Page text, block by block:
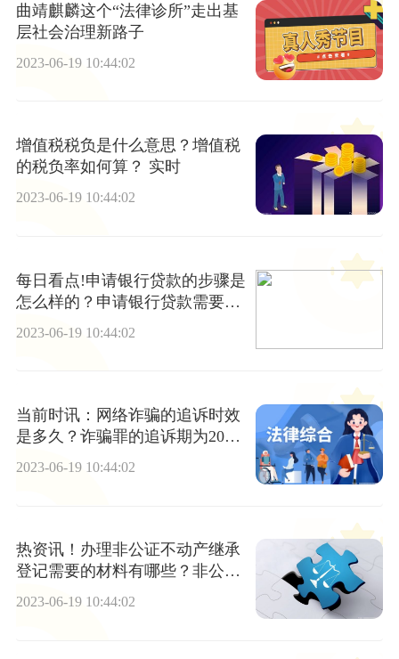
曲靖麒麟这个“法律诊所”走出基
层社会治理新路子
2023-06-19 10:44:02
增值税税负是什么意思？增值税
的税负率如何算？ 实时
2023-06-19 10:44:02
每日看点!申请银行贷款的步骤是
怎么样的？申请银行贷款需要准
2023-06-19 10:44:02
当前时讯：网络诈骗的追诉时效
是多久？诈骗罪的追诉期为20年
吗？
2023-06-19 10:44:02
热资讯！办理非公证不动产继承
登记需要的材料有哪些？非公证
继承如何收费？
2023-06-19 10:44:02